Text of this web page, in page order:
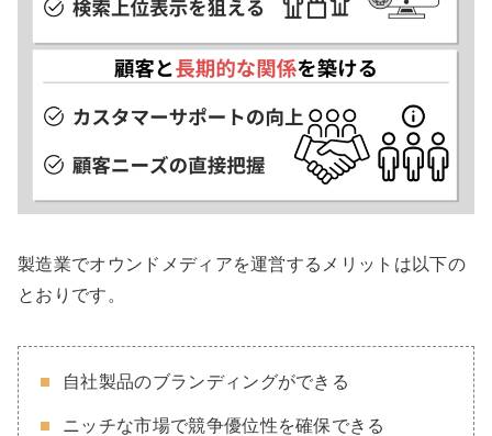
製造業でオウンドメディアを運営するメリットは以下の
とおりです。
自社製品のブランディングができる
ニッチな市場で競争優位性を確保できる